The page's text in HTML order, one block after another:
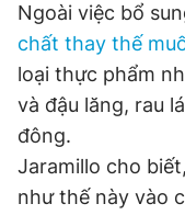
Ngoài việc bổ
chất thay thế
loại thực phẩm
và đậu lăng, rau
đông.
Jaramillo cho
như thế này vào